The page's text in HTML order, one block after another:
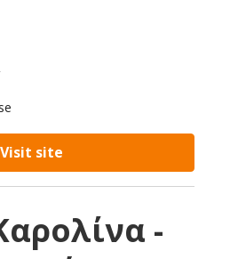
Visit site
-